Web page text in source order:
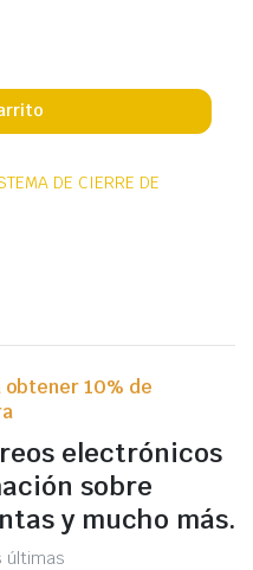
DE CIERRE DE
obtener 10% de
electrónicos
sobre
y mucho más.
últimas